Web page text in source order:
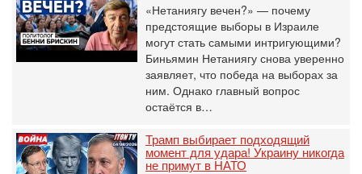
«Нетаниягу вечен?» — почему
предстоящие выборы в Израиле
могут стать самыми интригующими?
Биньямин Нетаниягу снова уверенно
заявляет, что победа на выборах за
ним. Однако главный вопрос
остаётся в…
Трамп выбирает подходящий
момент для удара! Украину никогда
не примут в НАТО